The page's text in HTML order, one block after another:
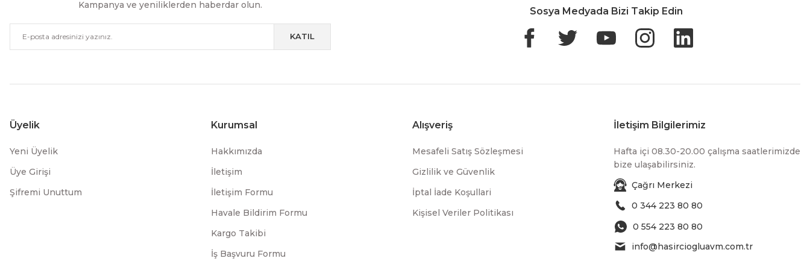
Kampanya ve yeniliklerden haberdar olun.
KATIL
Sosya Medyada Bizi Takip Edin
Üyelik
Yeni Üyelik
Üye Girişi
Şifremi Unuttum
Kurumsal
Hakkımızda
İletişim
İletişim Formu
Havale Bildirim Formu
Kargo Takibi
İş Başvuru Formu
Alışveriş
Mesafeli Satış Sözleşmesi
Gizlilik ve Güvenlik
İptal İade Koşullari
Kişisel Veriler Politikası
İletişim Bilgilerimiz
Hafta içi 08.30-20.00 çalışma saatlerimizde
bize ulaşabilirsiniz.
Çağrı Merkezi
0 344 223 80 80
0 554 223 80 80
info@hasirciogluavm.com.tr